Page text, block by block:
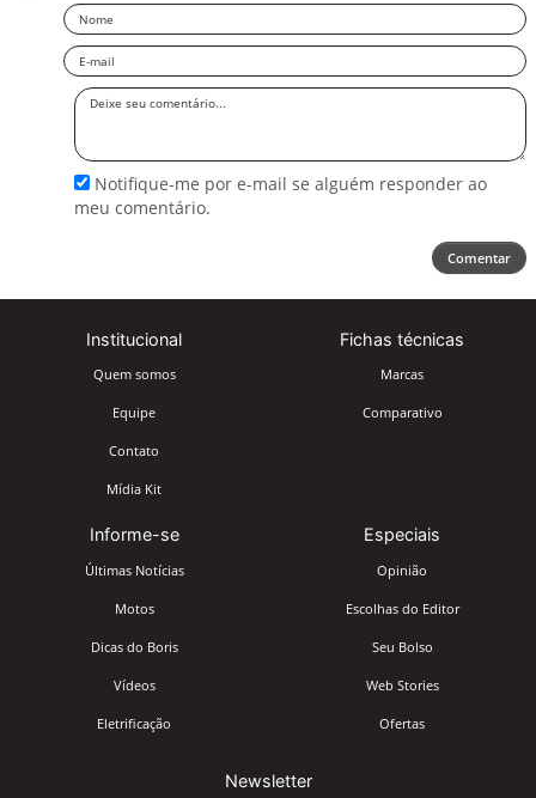
Nome
Email
Deixe
Notifique-me por e-mail se alguém responder ao
meu comentário.
Comentar
Institucional
Quem somos
Equipe
Contato
Mídia Kit
Fichas técnicas
Marcas
Comparativo
Informe-se
Últimas Notícias
Motos
Dicas do Boris
Vídeos
Eletrificação
Especiais
Opinião
Escolhas do Editor
Seu Bolso
Web Stories
Ofertas
Newsletter